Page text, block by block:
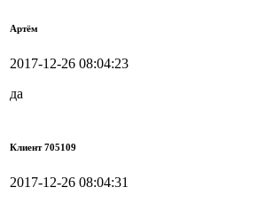
Артём
2017-12-26 08:04:23
да
Клиент 705109
2017-12-26 08:04:31